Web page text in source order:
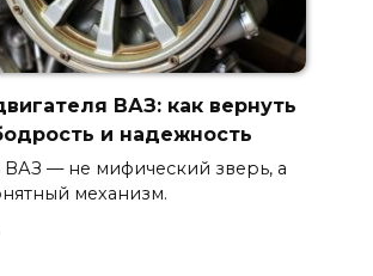
ВАЗ: как вернуть
и надежность
ВАЗ — не мифический зверь, а
механизм.